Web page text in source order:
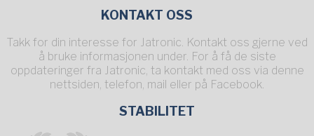
KONTAKT OSS
Takk for din interesse for Jatronic. Kontakt oss gjerne ved
å bruke informasjonen under. For å få de siste
oppdateringer fra Jatronic, ta kontakt med oss via denne
nettsiden, telefon, mail eller på Facebook.
STABILITET